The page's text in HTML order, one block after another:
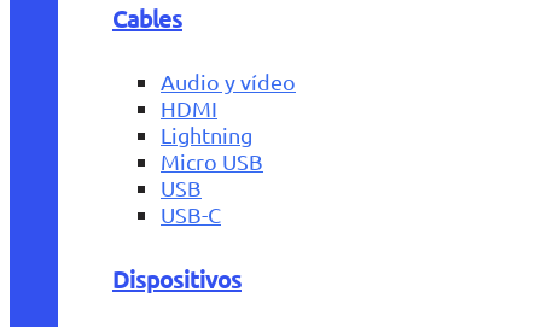
Cables
Audio y vídeo
HDMI
Lightning
Micro USB
USB
USB-C
Dispositivos